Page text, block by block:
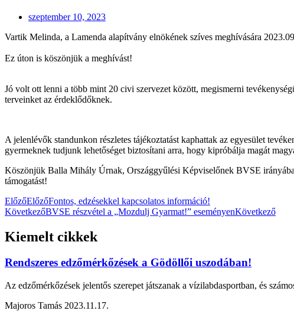
szeptember 10, 2023
Vartik Melinda, a Lamenda alapítvány elnökének szíves meghívására
Ez úton is köszönjük a meghívást!
Jó volt ott lenni a több mint 20 civi szervezet között, megismerni
terveinket az érdeklődőknek.
A jelenlévők standunkon részletes tájékoztatást kaphattak az egyesület
gyermeknek tudjunk lehetőséget biztosítani arra, hogy kipróbálja magát
Köszönjük Balla Mihály Úrnak, Országgyűlési Képviselőnek BVSE
támogatást!
ElőzőElőzőFontos, edzésekkel kapcsolatos információ!
KövetkezőBVSE részvétel a „Mozdulj Gyarmat!” eseményenKövetkező
Kiemelt cikkek
Rendszeres edzőmérkőzések a Gödöllői uszodában!
Az edzőmérkőzések jelentős szerepet játszanak a vízilabdasportban, és
Majoros Tamás 2023.11.17.